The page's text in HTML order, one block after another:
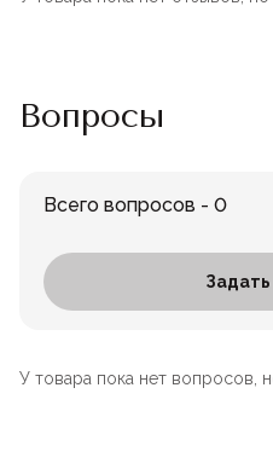
Вопросы
Всего вопросов - 0
У товара пока нет вопросов,